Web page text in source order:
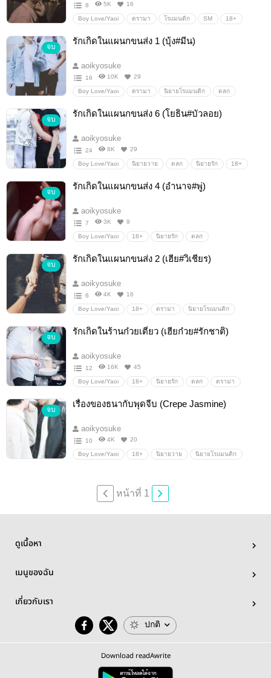
8 5K 16
Boy Love/Yaoi ดรามา โรแมนติก SM 18+
จบ
รักเกิดในแผนกขนส่ง 1 (บุ้ง#มีน)
aoikyosuke
16 10K 29
Boy Love/Yaoi ดรามา นิยายโรแมนติก ตลก
นิยายรัก
จบ
รักเกิดในแผนกขนส่ง 6 (โยธิน#บัวลอย)
aoikyosuke
24 8K 29
Boy Love/Yaoi นิยายวาย ตลก นิยายรัก 18+
จบ
รักเกิดในแผนกขนส่ง 4 (อำนาจ#พู่)
aoikyosuke
7 3K 9
Boy Love/Yaoi 18+ นิยายรัก ตลก
โรมานซ์ Erotic ดราม่า
จบ
รักเกิดในแผนกขนส่ง 2 (เฮีย#วิเชียร)
aoikyosuke
6 4K 16
Boy Love/Yaoi 18+ ดราม่า นิยายโรแมนติก
โรมานซ์ SM นิยายรัก
จบ
รักเกิดในร้านก๋วยเตี๋ยว (เฮียก๋วย#รักชาติ)
aoikyosuke
12 16K 45
Boy Love/Yaoi 18+ นิยายรัก ตลก ดราม่า
โรมานซ์ Erotic
จบ
เรื่องของธนากับพุดจีบ (Crepe Jasmine)
aoikyosuke
10 4K 20
Boy Love/Yaoi 18+ นิยายวาย นิยายโรแมนติก
หน้าที่ 1
ดูเนื้อหา
เมนูของฉัน
เกี่ยวกับเรา
ปกติ
Download readAwrite